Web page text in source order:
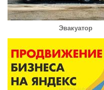
Эвакуатор